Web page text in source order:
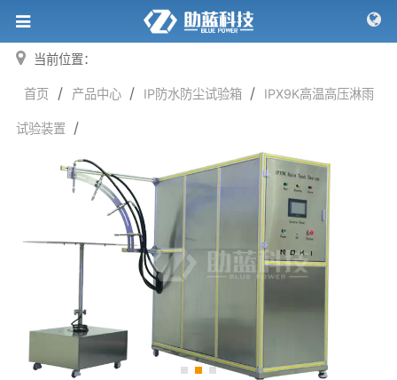
当前位置：
首页 / 产品中心 / IP防水防尘试验箱 / IPX9K高温高压淋雨
试验装置 /